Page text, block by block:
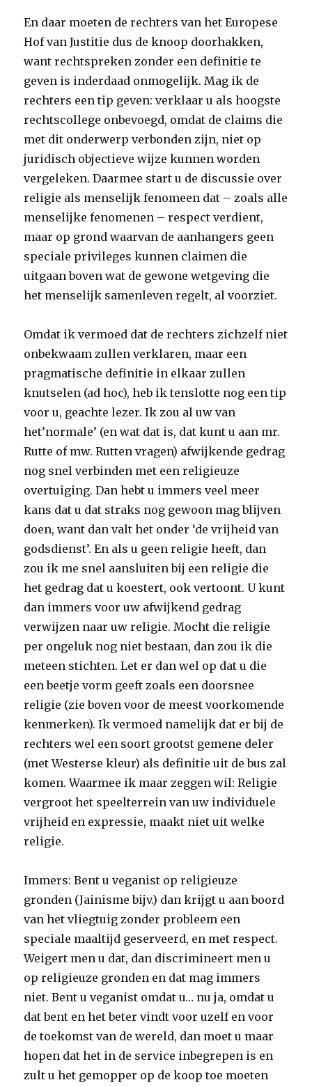
En daar moeten de rechters van het Europese
Hof van Justitie dus de knoop doorhakken,
want rechtspreken zonder een definitie te
geven is inderdaad onmogelijk. Mag ik de
rechters een tip geven: verklaar u als hoogste
rechtscollege onbevoegd, omdat de claims die
met dit onderwerp verbonden zijn, niet op
juridisch objectieve wijze kunnen worden
vergeleken. Daarmee start u de discussie over
religie als menselijk fenomeen dat – zoals alle
menselijke fenomenen – respect verdient,
maar op grond waarvan de aanhangers geen
speciale privileges kunnen claimen die
uitgaan boven wat de gewone wetgeving die
het menselijk samenleven regelt, al voorziet.
Omdat ik vermoed dat de rechters zichzelf niet
onbekwaam zullen verklaren, maar een
pragmatische definitie in elkaar zullen
knutselen (ad hoc), heb ik tenslotte nog een tip
voor u, geachte lezer. Ik zou al uw van
het’normale’ (en wat dat is, dat kunt u aan mr.
Rutte of mw. Rutten vragen) afwijkende gedrag
nog snel verbinden met een religieuze
overtuiging. Dan hebt u immers veel meer
kans dat u dat straks nog gewoon mag blijven
doen, want dan valt het onder ‘de vrijheid van
godsdienst’. En als u geen religie heeft, dan
zou ik me snel aansluiten bij een religie die
het gedrag dat u koestert, ook vertoont. U kunt
dan immers voor uw afwijkend gedrag
verwijzen naar uw religie. Mocht die religie
per ongeluk nog niet bestaan, dan zou ik die
meteen stichten. Let er dan wel op dat u die
een beetje vorm geeft zoals een doorsnee
religie (zie boven voor de meest voorkomende
kenmerken). Ik vermoed namelijk dat er bij de
rechters wel een soort grootst gemene deler
(met Westerse kleur) als definitie uit de bus zal
komen. Waarmee ik maar zeggen wil: Religie
vergroot het speelterrein van uw individuele
vrijheid en expressie, maakt niet uit welke
religie.
Immers: Bent u veganist op religieuze
gronden (Jainisme bijv.) dan krijgt u aan boord
van het vliegtuig zonder probleem een
speciale maaltijd geserveerd, en met respect.
Weigert men u dat, dan discrimineert men u
op religieuze gronden en dat mag immers
niet. Bent u veganist omdat u… nu ja, omdat u
dat bent en het beter vindt voor uzelf en voor
de toekomst van de wereld, dan moet u maar
hopen dat het in de service inbegrepen is en
zult u het gemopper op de koop toe moeten